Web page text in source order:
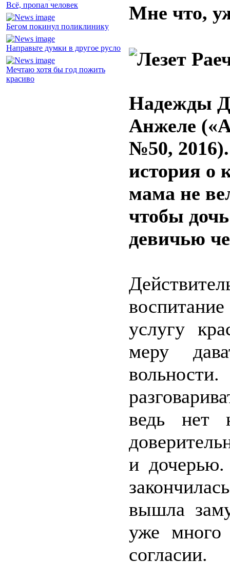
Всё, пропал человек
Бегом покинул поликлинику
Направьте думки в другое русло
Мечтаю хотя бы год пожить
красиво
Мне что,
Надежды
Анжеле
№50,
история о
мама не
чтобы
девичью
услугу
меру
ведь нет
и
вышла
уже
согласии.